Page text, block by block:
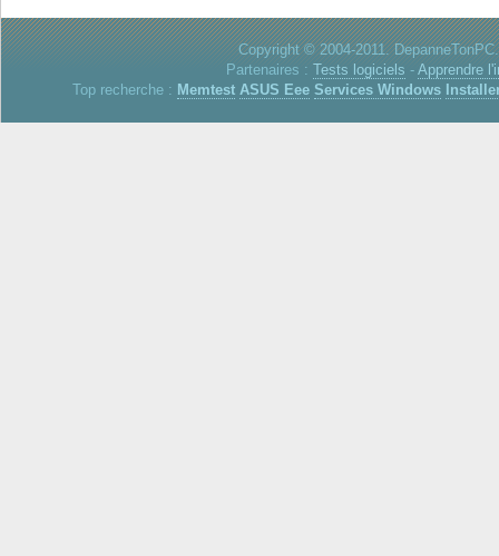
Copyright © 2004-2011.
Partenaires : Tests logiciels - Apprendre
Top recherche : Memtest ASUS Eee Services Windows